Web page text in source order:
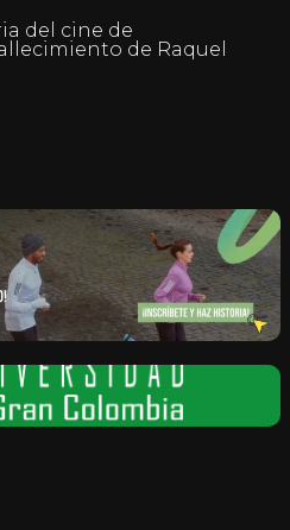
del cine de
de Raquel